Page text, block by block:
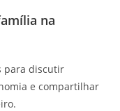
na
para discutir
e compartilhar